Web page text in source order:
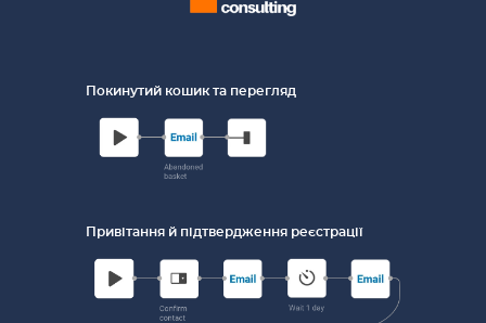
Покинутий кошик та перегляд
Привітання й підтвердження реєстрації